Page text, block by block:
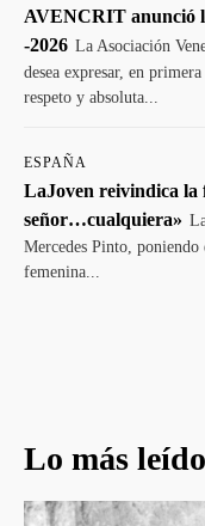
AVENCRIT anunció
-2026 La Asociación
desea expresar, en
respeto y absoluta...
ESPAÑA
LaJoven reivindica la
señor…cualquiera»
Mercedes Pinto,
femenina...
Lo más leído